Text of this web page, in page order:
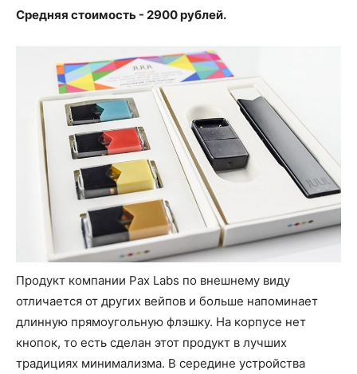
Средняя стоимость - 2900 рублей.
Продукт компании Pax Labs по внешнему виду
отличается от других вейпов и больше напоминает
длинную прямоугольную флэшку. На корпусе нет
кнопок, то есть сделан этот продукт в лучших
традициях минимализма. В середине устройства